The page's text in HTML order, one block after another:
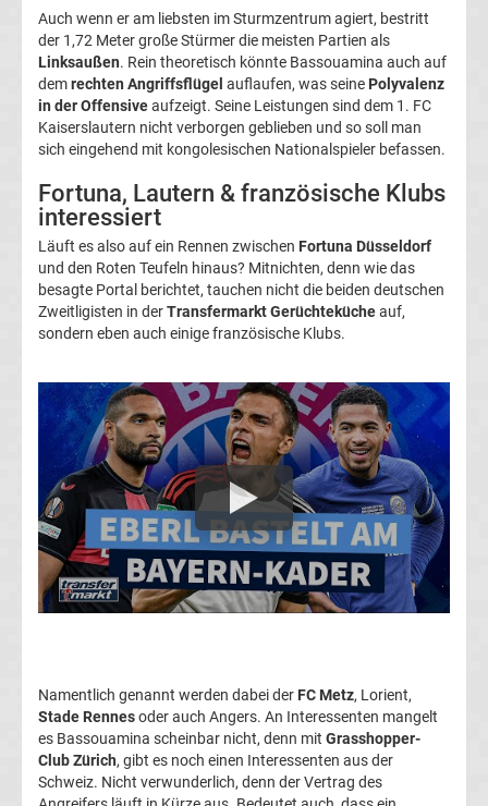
Nürnberg
Transfergerüchte
1.
Saarbrücken
Transfergerüchte
1.
FC
Union
Berlin
Transfergerüchte
1.
Mainz
05
Auch wenn er am liebsten im Sturmzentrum agiert, bestritt
der 1,72 Meter große Stürmer die meisten Partien als
Linksaußen. Rein theoretisch könnte Bassouamina auch auf
demrechten Angriffsflügel auflaufen, was seine Polyvalenz
in der Offensiveaufzeigt. Seine Leistungen sind dem 1. FC
Kaiserslautern nicht verborgen geblieben und so soll man
sich eingehend mit kongolesischen Nationalspieler befassen.
Fortuna, Lautern & französische Klubs
interessiert
Läuft es also auf ein Rennen zwischen Fortuna Düsseldorf
und den Roten Teufeln hinaus? Mitnichten, denn wie das
besagte Portal berichtet, tauchen nicht die beiden deutschen
Zweitligisten in derTransfermarkt Gerüchtekücheauf,
sondern eben auch einige französische Klubs.
Namentlich genannt werden dabei der FC Metz, Lorient,
Stade Rennesoder auch Angers. An Interessenten mangelt
es Bassouamina scheinbar nicht, denn mit Grasshopper-
Club Zürich, gibt es noch einen Interessenten aus der
Schweiz. Nicht verwunderlich, denn der Vertrag des